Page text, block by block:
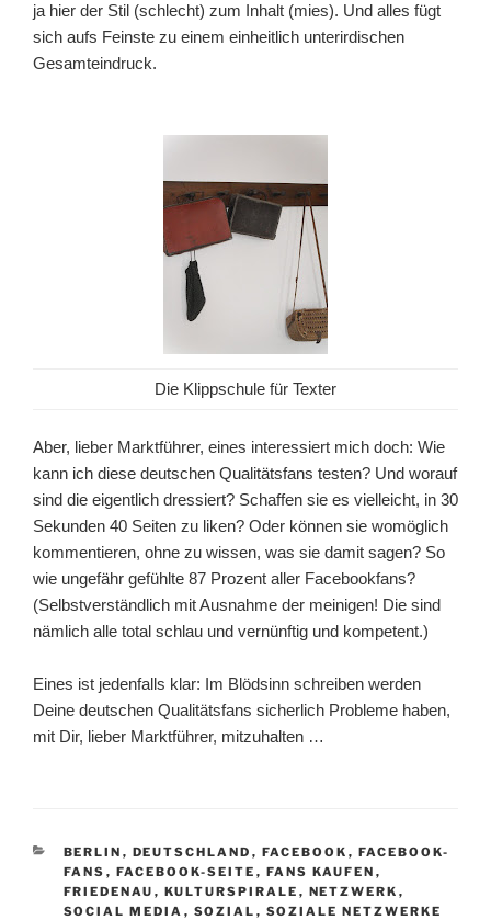
ja hier der Stil (schlecht) zum Inhalt (mies). Und alles fügt
sich aufs Feinste zu einem einheitlich unterirdischen
Gesamteindruck.
Die Klippschule für Texter
Aber, lieber Marktführer, eines interessiert mich doch: Wie
kann ich diese deutschen Qualitätsfans testen? Und worauf
sind die eigentlich dressiert? Schaffen sie es vielleicht, in 30
Sekunden 40 Seiten zu liken? Oder können sie womöglich
kommentieren, ohne zu wissen, was sie damit sagen? So
wie ungefähr gefühlte 87 Prozent aller Facebookfans?
(Selbstverständlich mit Ausnahme der meinigen! Die sind
nämlich alle total schlau und vernünftig und kompetent.)
Eines ist jedenfalls klar: Im Blödsinn schreiben werden
Deine deutschen Qualitätsfans sicherlich Probleme haben,
mit Dir, lieber Marktführer, mitzuhalten …
KATEGORIEN
BERLIN , DEUTSCHLAND , FACEBOOK , FACEBOOK-
FANS , FACEBOOK-SEITE , FANS KAUFEN ,
FRIEDENAU , KULTURSPIRALE , NETZWERK ,
SOCIAL MEDIA , SOZIAL , SOZIALE NETZWERKE